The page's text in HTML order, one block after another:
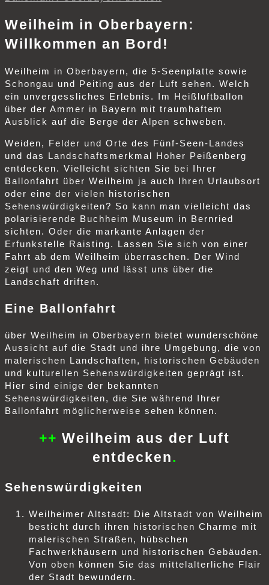
Weilheim in Oberbayern:
Willkommen an Bord!
Weilheim in Oberbayern, die 5-Seenplatte sowie
Schongau und Peiting aus der Luft sehen. Welch
ein unvergessliches Erlebnis. Im Heißluftballon
über der Ammer in Bayern mit traumhaftem
Ausblick auf die Berge der Alpen schweben.
Weiden, Felder und Orte des Fünf-Seen-Landes
und das Landschaftsmerkmal Hoher Peißenberg
entdecken. Vielleicht sichten Sie bei Ihrer
Ballonfahrt über Weilheim ja auch Ihren Urlaubsort
oder eine der vielen historischen
Sehenswürdigkeiten? So kann man vielleicht das
polarisierende Buchheim Museum in Bernried
sichten. Oder die markante Anlagen der
Erfunkstelle Raisting. Lassen Sie sich von einer
Fahrt ab dem Weilheim überraschen. Der Wind
zeigt und den Weg und lässt uns über die
Landschaft driften.
Eine Ballonfahrt
über Weilheim in Oberbayern bietet wunderschöne
Aussicht auf die Stadt und ihre Umgebung, die von
malerischen Landschaften, historischen Gebäuden
und kulturellen Sehenswürdigkeiten geprägt ist.
Hier sind einige der bekannten
Sehenswürdigkeiten, die Sie während Ihrer
Ballonfahrt möglicherweise sehen können.
++ Weilheim aus der Luft
entdecken.
Sehenswürdigkeiten
Weilheimer Altstadt: Die Altstadt von Weilheim
besticht durch ihren historischen Charme mit
malerischen Straßen, hübschen
Fachwerkhäusern und historischen Gebäuden.
Von oben können Sie das mittelalterliche Flair
der Stadt bewundern.